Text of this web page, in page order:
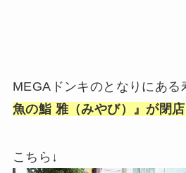
MEGAドンキのとなりにある
魚の鮨 雅（みやび）』が閉店
こちら↓